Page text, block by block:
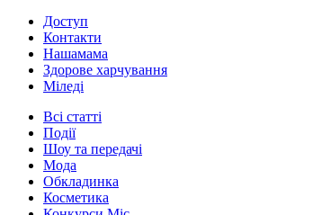
Доступ
Контакти
Нашамама
Здорове харчування
Міледі
Всі статті
Події
Шоу та передачі
Мода
Обкладинка
Косметика